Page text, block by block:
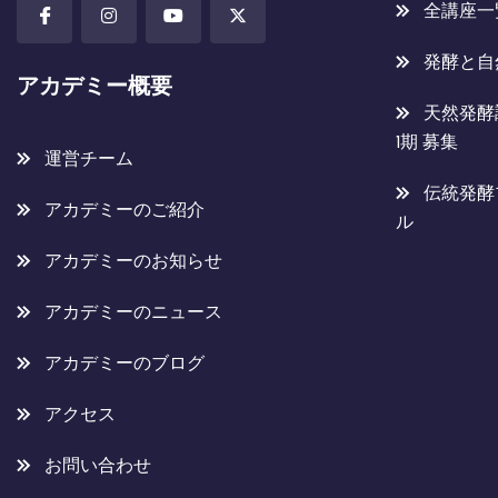
アカデミー概要
運営チーム
アカデミーのご紹介
アカデミーのお知らせ
アカデミーのニュース
アカデミーのブログ
アクセス
お問い合わせ
全講座
発酵と
天然発
1期 募集
伝統発
ル